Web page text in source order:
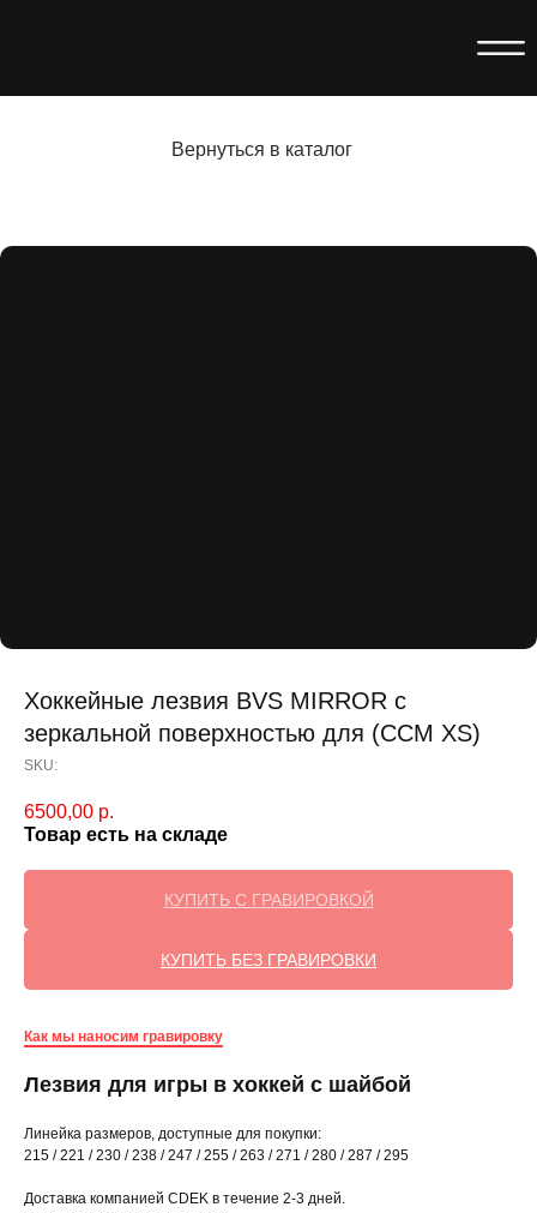
Вернуться в каталог
Хоккейные лезвия BVS MIRROR с
зеркальной поверхностью для (CCM XS)
SKU:
6500,00 р.
Товар есть на складе
КУПИТЬ С ГРАВИРОВКОЙ
КУПИТЬ БЕЗ ГРАВИРОВКИ
Как мы наносим гравировку
Лезвия для игры в хоккей с шайбой
Линейка размеров, доступные для покупки:
215 / 221 / 230 / 238 / 247 / 255 / 263 / 271 / 280 / 287 / 295
Доставка компанией CDEK в течение 2-3 дней.